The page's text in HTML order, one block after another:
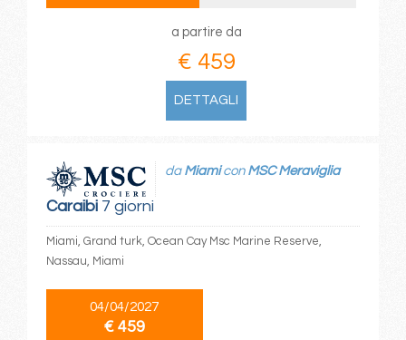
a partire da
€ 459
DETTAGLI
Caraibi7 giorni
da Miamicon MSC Meraviglia
Miami, Grand turk, Ocean Cay Msc Marine Reserve,
Nassau, Miami
04/04/2027
€ 459